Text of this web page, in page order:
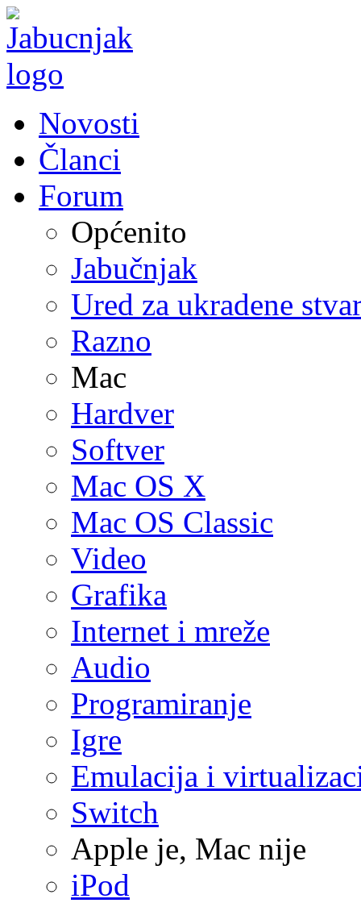
Novosti
Članci
Forum
Općenito
Jabučnjak
Ured za ukradene
Razno
Mac
Hardver
Softver
Mac OS X
Mac OS Classic
Video
Grafika
Internet i mreže
Audio
Programiranje
Igre
Emulacija i
Switch
Apple je, Mac nije
iPod